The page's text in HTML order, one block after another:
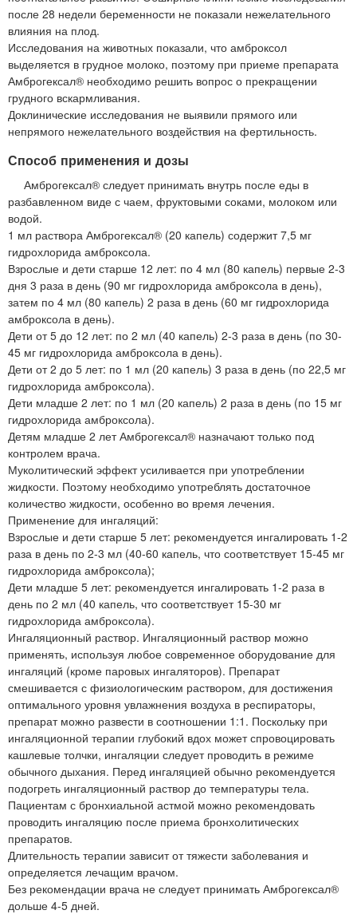
после 28 недели беременности не показали нежелательного
влияния на плод.
Исследования на животных показали, что амброксол
выделяется в грудное молоко, поэтому при приеме препарата
Амброгексал® необходимо решить вопрос о прекращении
грудного вскармливания.
Доклинические исследования не выявили прямого или
непрямого нежелательного воздействия на фертильность.
Способ применения и дозы
Амброгексал® следует принимать внутрь после еды в
разбавленном виде с чаем, фруктовыми соками, молоком или
водой.
1 мл раствора Амброгексал® (20 капель) содержит 7,5 мг
гидрохлорида амброксола.
Взрослые и дети старше 12 лет: по 4 мл (80 капель) первые 2-3
дня 3 раза в день (90 мг гидрохлорида амброксола в день),
затем по 4 мл (80 капель) 2 раза в день (60 мг гидрохлорида
амброксола в день).
Дети от 5 до 12 лет: по 2 мл (40 капель) 2-3 раза в день (по 30-
45 мг гидрохлорида амброксола в день).
Дети от 2 до 5 лет: по 1 мл (20 капель) 3 раза в день (по 22,5 мг
гидрохлорида амброксола).
Дети младше 2 лет: по 1 мл (20 капель) 2 раза в день (по 15 мг
гидрохлорида амброксола).
Детям младше 2 лет Амброгексал® назначают только под
контролем врача.
Муколитический эффект усиливается при употреблении
жидкости. Поэтому необходимо употреблять достаточное
количество жидкости, особенно во время лечения.
Применение для ингаляций:
Взрослые и дети старше 5 лет: рекомендуется ингалировать 1-2
раза в день по 2-3 мл (40-60 капель, что соответствует 15-45 мг
гидрохлорида амброксола);
Дети младше 5 лет: рекомендуется ингалировать 1-2 раза в
день по 2 мл (40 капель, что соответствует 15-30 мг
гидрохлорида амброксола).
Ингаляционный раствор. Ингаляционный раствор можно
применять, используя любое современное оборудование для
ингаляций (кроме паровых ингаляторов). Препарат
смешивается с физиологическим раствором, для достижения
оптимального уровня увлажнения воздуха в респираторы,
препарат можно развести в соотношении 1:1. Поскольку при
ингаляционной терапии глубокий вдох может спровоцировать
кашлевые толчки, ингаляции следует проводить в режиме
обычного дыхания. Перед ингаляцией обычно рекомендуется
подогреть ингаляционный раствор до температуры тела.
Пациентам с бронхиальной астмой можно рекомендовать
проводить ингаляцию после приема бронхолитических
препаратов.
Длительность терапии зависит от тяжести заболевания и
определяется лечащим врачом.
Без рекомендации врача не следует принимать Амброгексал®
дольше 4-5 дней.